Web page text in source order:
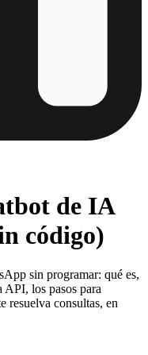
de IA
código)
sin programar: qué es,
los pasos para
resuelva consultas, en